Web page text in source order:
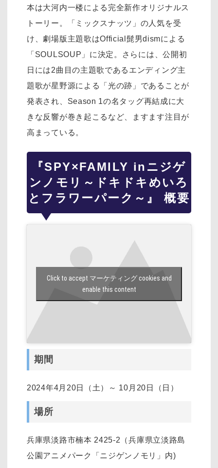
本は大河内一楼による完全新作オリジナルス
トーリー。「ミックスナッツ」の人気を受
け、劇場版主題歌はOfficial髭男dismによる
「SOULSOUP」に決定。さらには、公開初
日には2曲目の主題歌であるエンディング主
題歌が星野源による「光の跡」であることが
発表され、Season 1の名タッグ再結成に大
きな反響が巻き起こるなど、ますます注目が
高まっている。
『SPY×FAMILY inニジゲ
ンノモリ～ドキドキめいろ
とフラワーパーク～』 概要
Click to accept マーケティング cookies and
enable this content
期間
2024年4月20日（土）～ 10月20日（日）
場所
兵庫県淡路市楠本 2425-2（兵庫県立淡路島
公園アニメパーク「ニジゲンノモリ」内)